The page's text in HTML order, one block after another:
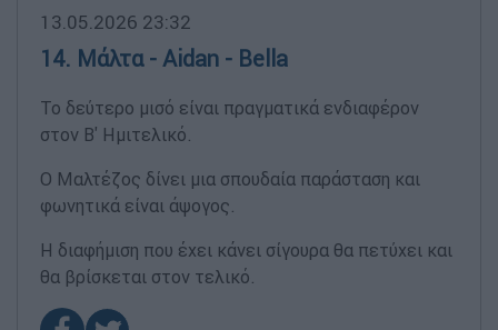
13.05.2026 23:32
14. Μάλτα - Aidan - Bella
Το δεύτερο μισό είναι πραγματικά ενδιαφέρον
στον Β' Ημιτελικό.
Ο Μαλτέζος δίνει μια σπουδαία παράσταση και
φωνητικά είναι άψογος.
Η διαφήμιση που έχει κάνει σίγουρα θα πετύχει και
θα βρίσκεται στον τελικό.